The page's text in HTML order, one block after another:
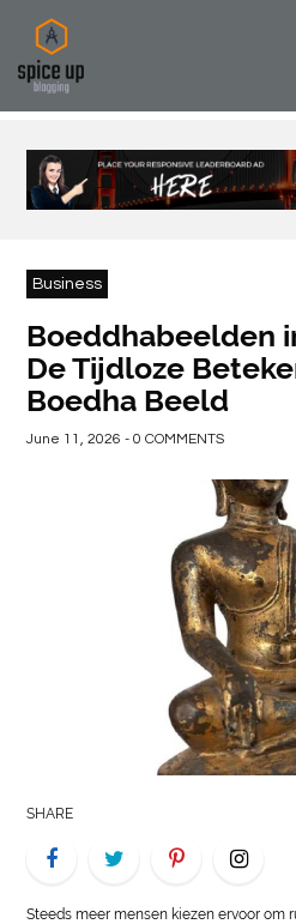
AUTOMOTIVE
BUSINESS
CONSTRUCTION
FOOD
BEVERAGES
Business
Boeddhabeelden
De Tijdloze
Boedha Beeld
June 11, 2026 - 0 COMMENTS
SHARE
Steeds meer mensen kiezen ervoor om